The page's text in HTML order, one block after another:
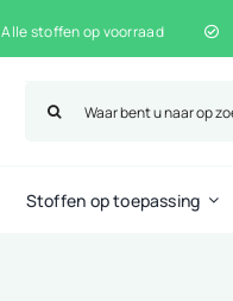
Alle stoffen op voorraad
naar:
Stoffen op toepassing